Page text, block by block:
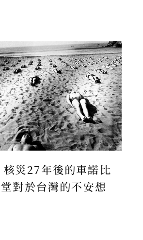
核災27年後的車諾比
對於台灣的不安想